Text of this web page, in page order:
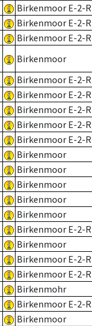
Birkenmoor E-2-R
Birkenmoor E-2-R
Birkenmoor E-2-R
Birkenmoor
Birkenmoor E-2-R
Birkenmoor E-2-R
Birkenmoor E-2-R
Birkenmoor E-2-R
Birkenmoor E-2-R
Birkenmoor
Birkenmoor
Birkenmoor
Birkenmoor
Birkenmoor
Birkenmoor E-2-R
Birkenmoor
Birkenmoor E-2-R
Birkenmoor E-2-R
Birkenmohr
Birkenmoor E-2-R
Birkenmoor